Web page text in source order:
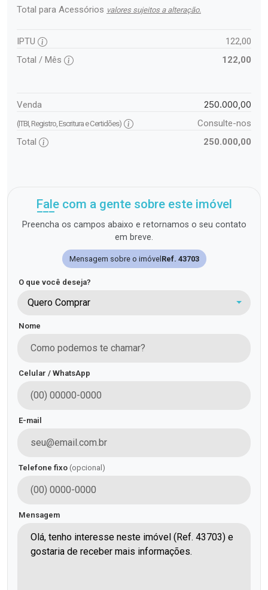
Total para Acessórios valores sujeitos a alteração.
IPTU
122,00
Total / Mês
122,00
Venda 250.000,00
(ITBI, Registro, Escritura e Certidões)
Consulte-nos
Total
250.000,00
Fale com a gente sobre este imóvel
Preencha os campos abaixo e retornamos o seu contato
em breve.
Mensagem sobre o imóvel Ref. 43703
O que você deseja?
Quero Comprar
Nome
Celular / WhatsApp
E-mail
Telefone fixo (opcional)
Mensagem